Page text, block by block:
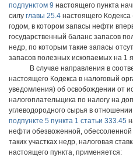
подпунктом 9 настоящего пункта
силу главы 25.4 настоящего
годом, в котором запасы нефти
государственный баланс запасов
недр, по которым такие запасы
запасов полезных ископаемых на 1
В случае направления в
настоящего Кодекса в налоговый
уведомления) об освобождении от
налогоплательщика по налогу на
углеводородного сырья в
подпункте 5 пункта 1 статьи 333.45
нефти обезвоженной,
таких участках недр, налоговая
настоящего пункта, применяется: